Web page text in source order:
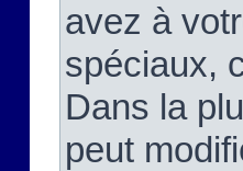
avez à
spéciaux,
Dans la
peut